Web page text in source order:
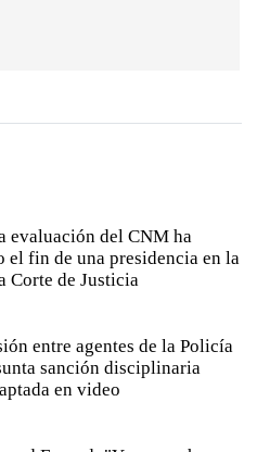
evaluación del CNM ha
el fin de una presidencia en la
Corte de Justicia
entre agentes de la Policía
sanción disciplinaria
en video